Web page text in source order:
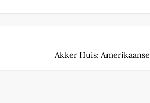
Akker Huis: